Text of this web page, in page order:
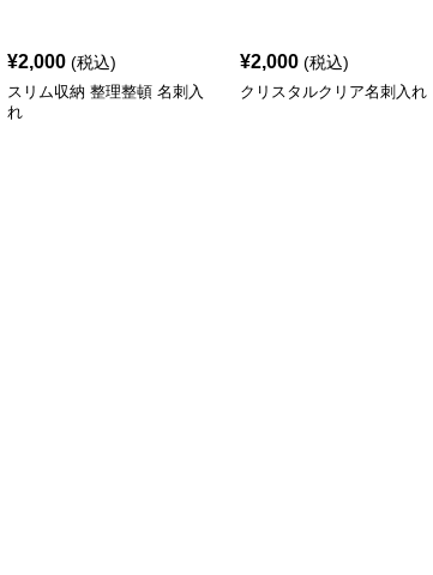
¥2,000 (税込)
スリム収納 整理整頓 名刺入
れ
¥2,000 (税込)
クリスタルクリア名刺入れ